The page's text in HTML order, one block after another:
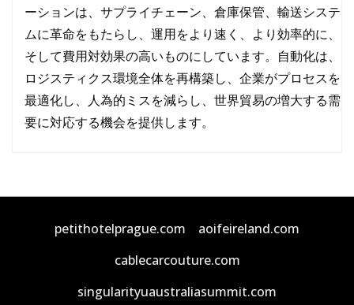
ーションは、サプライチェーン、倉庫保管、輸送システ
ムに革命をもたらし、運用をより速く、より効率的に、
そして費用対効果の高いものにしています。自動化は、
ロジスティクス環境全体を再構築し、企業がプロセスを
最適化し、人為的ミスを減らし、世界貿易の増大する需
要に対応する機会を提供します。
petithotelprague.com
aoifeireland.com
cablecarcouture.com
singularityuaustraliasummit.com